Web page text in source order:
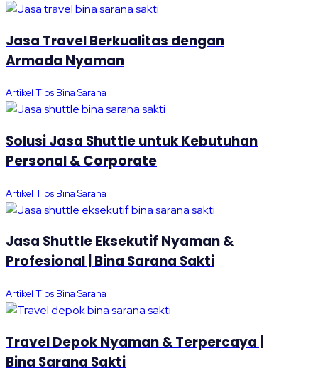
Jasa Travel Berkualitas dengan
Armada Nyaman
Artikel Tips Bina Sarana
Solusi Jasa Shuttle untuk Kebutuhan
Personal & Corporate
Artikel Tips Bina Sarana
Jasa Shuttle Eksekutif Nyaman &
Profesional | Bina Sarana Sakti
Artikel Tips Bina Sarana
Travel Depok Nyaman & Terpercaya |
Bina Sarana Sakti